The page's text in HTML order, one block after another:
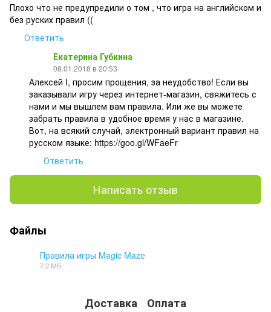
Плохо что не предупредили о том , что игра на английском и
без руских правил ((
Ответить
Екатерина Губкина
08.01.2018 в 20:53
Алексей I, просим прощения, за неудобство! Если вы
заказывали игру через интернет-магазин, свяжитесь с
нами и мы вышлем вам правила. Или же вы можете
забрать правила в удобное время у нас в магазине.
Вот, на всякий случай, электронный вариант правил на
русском языке: https://goo.gl/WFaeFr
Ответить
Написать отзыв
Файлы
Правила игры Magic Maze
7.2 МБ
Доставка Оплата